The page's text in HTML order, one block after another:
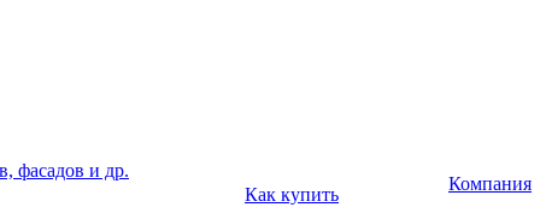
фасадов и др.
Как купить
Компания